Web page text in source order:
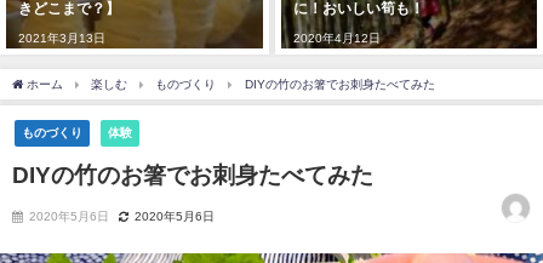
きどこまで？】
2021年3月13日
に！おいしい筍も！
2020年4月12日
ホーム 楽しむ ものづくり DIYの竹のお箸でお刺身たべてみた
ものづくり 体験
DIYの竹のお箸でお刺身たべてみた
2020年5月6日 2020年5月6日